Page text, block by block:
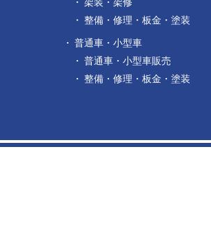
整備・修理・板金・塗装
普通車・小型車
普通車・小型車販売
整備・修理・板金・塗装